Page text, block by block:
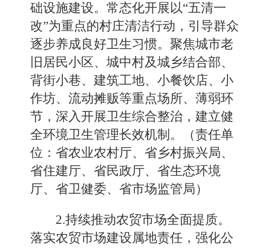
础设施建设。常态化开展以“五清一
改”为重点的村庄清洁行动，引导群众
逐步养成良好卫生习惯。聚焦城市老
旧居民小区、城中村及城乡结合部、
背街小巷、建筑工地、小餐饮店、小
作坊、流动摊贩等重点场所、薄弱环
节，深入开展卫生综合整治，建立健
全环境卫生管理长效机制。（责任单
位：省农业农村厅、省乡村振兴局、
省住建厅、省民政厅、省生态环境
厅、省卫健委、省市场监管局）
2.持续推动农贸市场全面提质。
落实农贸市场建设属地责任，强化公